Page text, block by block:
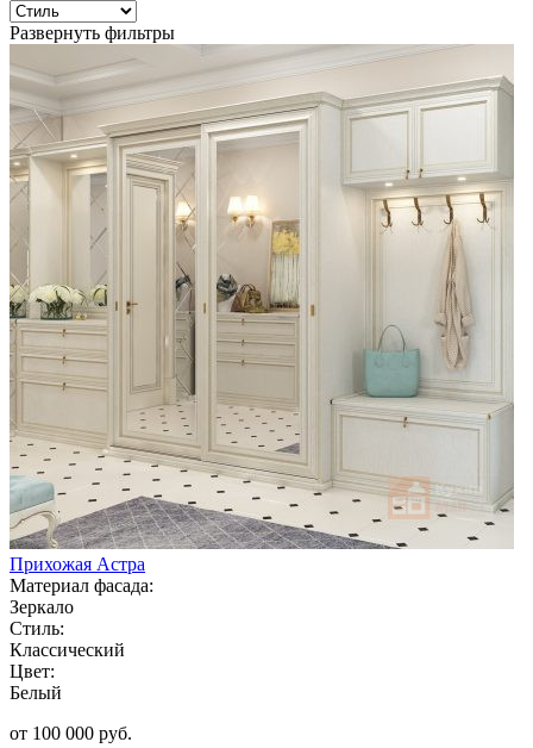
Развернуть фильтры
Прихожая Астра
Материал фасада:
Зеркало
Стиль:
Классический
Цвет:
Белый
от 100 000 руб.